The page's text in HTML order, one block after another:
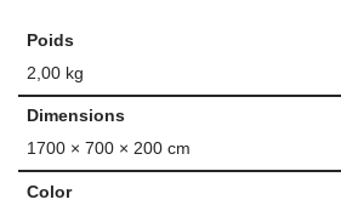
Poids
2,00 kg
Dimensions
1700 × 700 × 200 cm
Color